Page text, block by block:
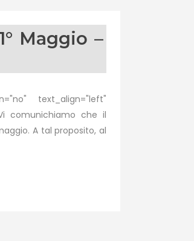
Maggio –
text_align="left"
comunichiamo che il
A tal proposito, al